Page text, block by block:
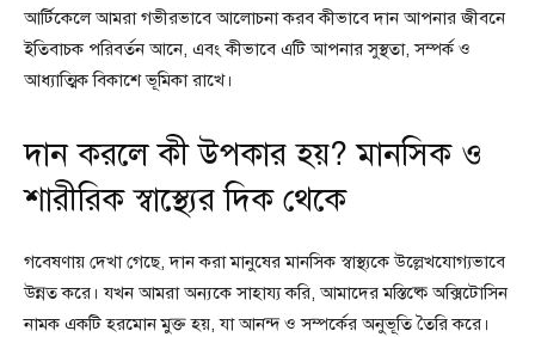
আর্টিকেলে আমরা গভীরভাবে আলোচনা করব কীভাবে দান আপনার জীবনে
ইতিবাচক পরিবর্তন আনে, এবং কীভাবে এটি আপনার সুস্থতা, সম্পর্ক ও
আধ্যাত্মিক বিকাশে ভূমিকা রাখে।
দান করলে কী উপকার হয়? মানসিক ও
শারীরিক স্বাস্থ্যের দিক থেকে
গবেষণায় দেখা গেছে, দান করা মানুষের মানসিক স্বাস্থ্যকে উল্লেখযোগ্যভাবে
উন্নত করে। যখন আমরা অন্যকে সাহায্য করি, আমাদের মস্তিষ্কে অক্সিটোসিন
নামক একটি হরমোন মুক্ত হয়, যা আনন্দ ও সম্পর্কের অনুভূতি তৈরি করে।